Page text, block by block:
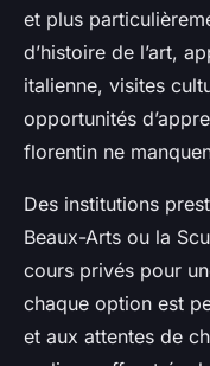
et plus
d’histoire de l’art,
italienne, visites
opportunités
florentin ne
Des institutions
Beaux-Arts ou la
cours privés pour
chaque option est
et aux attentes de